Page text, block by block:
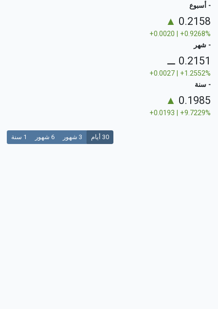
- أسبوع
0.2158
▲
+0.0020 | +0.9268%
- شهر
0.2151
⚊
+0.0027 | +1.2552%
- سنة
0.1985
▲
+0.0193 | +9.7229%
30 أيام 3 شهور 6 شهور 1 سنة